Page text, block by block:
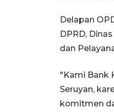
Delapan
DPRD,
dan
"Kami Bank
Seruyan,
komitmen